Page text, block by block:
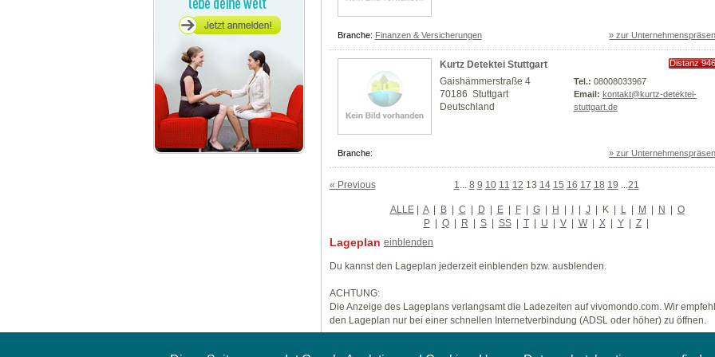
Branche: Finanzen & Versicherungen » zur
Kurtz Detektei Stuttgart
Distanz
Gaishämmerstraße 4
70186 Stuttgart
Deutschland
Tel.: 08008033967
Email: kontakt@kurtz-detektei-
stuttgart.de
Branche: » zur
« Previous 1 8 9 10 11 12 13 14 15 16 17 18 19 21
ALLE| A | B | C | D | E | F | G | H | I | J | K| L | M | N | O
P | Q | R | S | SS | T | U | V | W | X | Y | Z |
Lageplan einblenden
Du kannst den Lageplan jederzeit einblenden bzw. ausblenden.
ACHTUNG:
Die Anzeige des Lageplans verlangsamt die Ladezeiten auf vivomondo.com. Wir
den Lageplan nur bei einer schnellen Internetverbindung (ADSL oder höher) zu öffnen.